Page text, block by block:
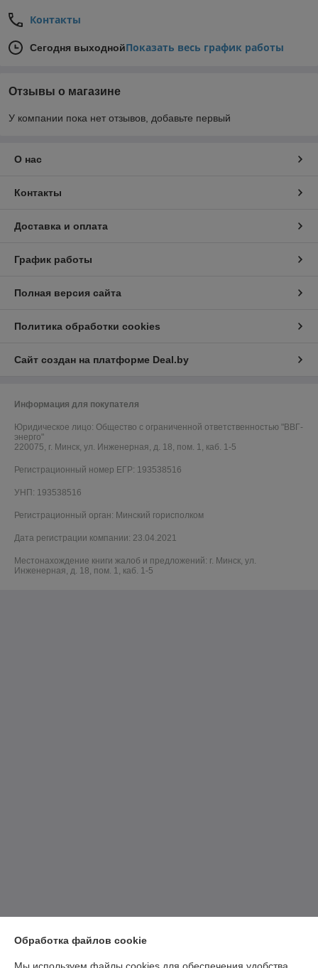
Контакты
Сегодня выходнойПоказать весь график работы
Отзывы о магазине
У компании пока нет отзывов, добавьте первый
О нас
Контакты
Доставка и оплата
График работы
Полная версия сайта
Политика обработки cookies
Сайт создан на платформе Deal.by
Информация для покупателя
Юридическое лицо: Общество с ограниченной ответственностью "ВВГ-
энерго"
220075, г. Минск, ул. Инженерная, д. 18, пом. 1, каб. 1-5
Регистрационный номер ЕГР: 193538516
УНП: 193538516
Регистрационный орган: Минский горисполком
Дата регистрации компании: 23.04.2021
Местонахождение книги жалоб и предложений: г. Минск, ул.
Инженерная, д. 18, пом. 1, каб. 1-5
Обработка файлов cookie